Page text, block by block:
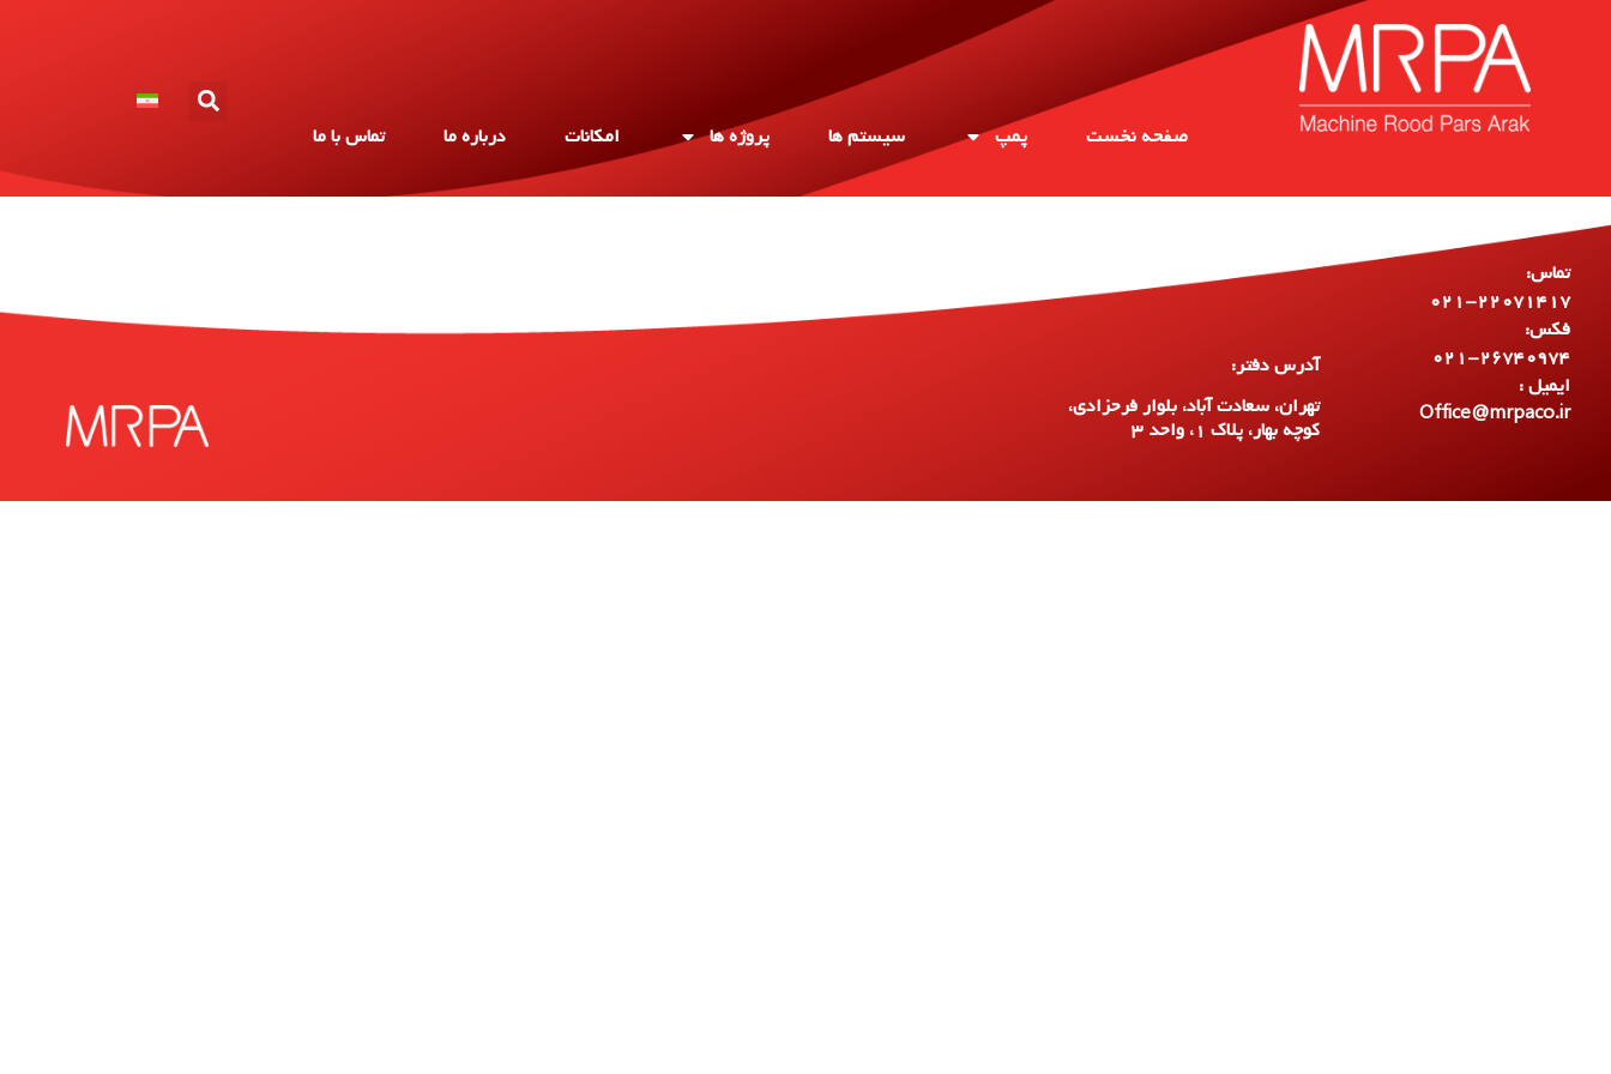
صفحه نخست پمپ سیستم ها پروژه ها امکانات درباره ما تماس با ما
تماس:
۰۲۱-۲۲۰۷۱۴۱۷
فکس:
۰۲۱-۲۶۷۴۰۹۷۴
ایمیل :
Office@mrpaco.ir
آدرس دفتر:
تهران، سعادت آباد، بلوار فرحزادی،
کوچه بهار، پلاک ۱، واحد ۳